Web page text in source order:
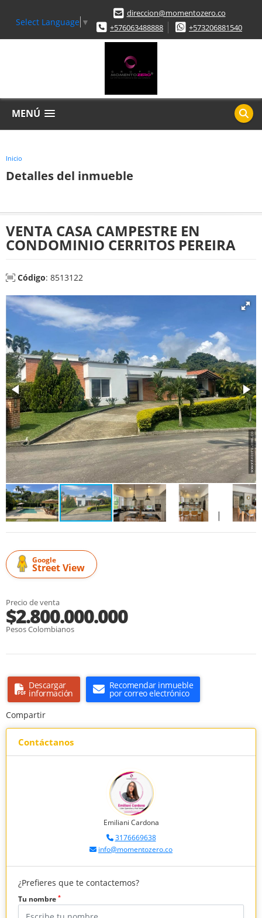
Select Language ▼
direccion@momentozero.co
+576063488888
+573206881540
MENÚ
Inicio
Detalles del inmueble
VENTA CASA CAMPESTRE EN
CONDOMINIO CERRITOS PEREIRA
Código: 8513122
Google
Street View
Precio de venta
$2.800.000.000
Pesos Colombianos
Descargar
información
Recomendar inmueble
por correo electrónico
Compartir
Contáctanos
Emiliani Cardona
3176669638
info@momentozero.co
¿Prefieres que te contactemos?
Tu nombre *